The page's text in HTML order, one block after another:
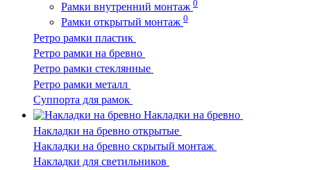
Рамки внутренний монтаж 0
Рамки открытый монтаж 0
Ретро рамки пластик
Ретро рамки на бревно
Ретро рамки стеклянные
Ретро рамки металл
Суппорта для рамок
Накладки на бревно
Накладки на бревно открытые
Накладки на бревно скрытый монтаж
Накладки для светильников